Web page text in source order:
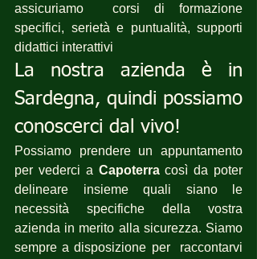
assicuriamo  corsi di formazione
specifici, serietà e puntualità, supporti
didattici interattivi
La nostra azienda è in
Sardegna, quindi possiamo
conoscerci dal vivo!
Possiamo prendere un appuntamento
per vederci a Capoterra così da poter
delineare insieme quali siano le
necessità specifiche della vostra
azienda in merito alla sicurezza. Siamo
sempre a disposizione per  raccontarvi